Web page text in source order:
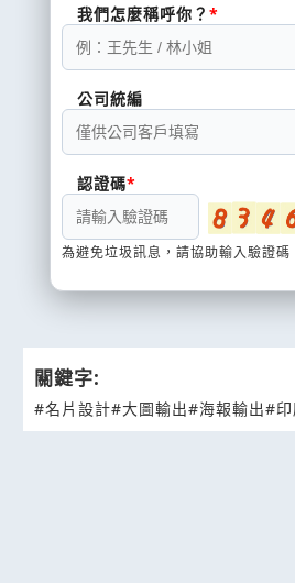
我們怎麼稱呼你？
公司統編
認證碼
為避免垃圾訊息，請協助輸入驗證碼
關鍵字:
#名片設計#大圖輸出#海報輸出#印